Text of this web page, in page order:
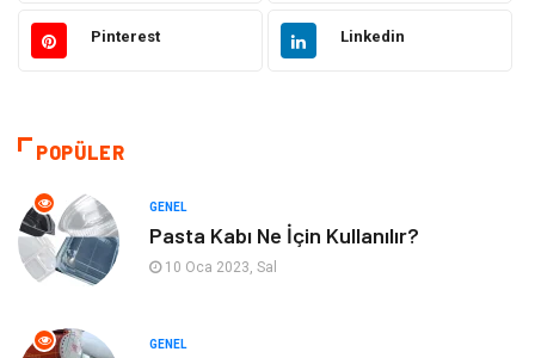
Hukuk Elektrik Elektronik
Makine
Kültür
Güzellik & Bakım
Finans & Ekonomi
Pinterest Linkedin
POPÜLER
GENEL
Pasta Kabı Ne İçin Kullanılır?
10 Oca 2023, Sal
GENEL